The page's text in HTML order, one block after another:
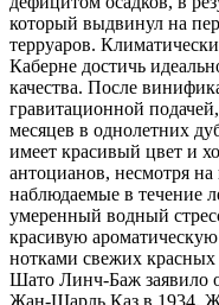
который выдвинул на
терруаров.
Каберне достичь
качества. После
гравитационной
месяцев в однолетних
имеет красивый цвет и
антоцианов, несмотря
наблюдаемые в течение
умеренный водный
красивую
нотками свежих красных
Шато Линч-Баж заявило о
Жан-Шарль Каз в 1934.